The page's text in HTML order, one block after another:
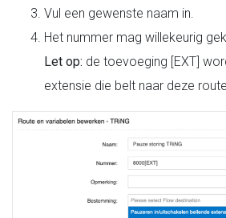
Vul een gewenste naam in.
Het nummer mag willekeurig
Let op: de toevoeging [EXT]
extensie die belt naar deze route.